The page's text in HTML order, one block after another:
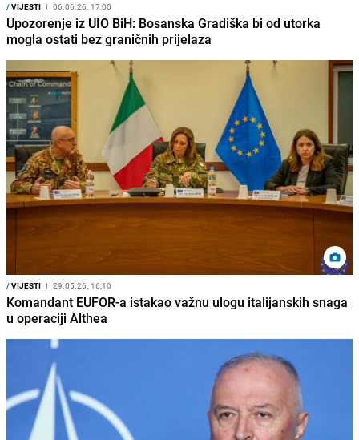
/VIJESTI I 06.06.26. 17:00
Upozorenje iz UIO BiH: Bosanska Gradiška bi od utorka
mogla ostati bez graničnih prijelaza
/VIJESTI I 29.05.26. 16:10
Komandant EUFOR-a istakao važnu ulogu italijanskih snaga
u operaciji Althea